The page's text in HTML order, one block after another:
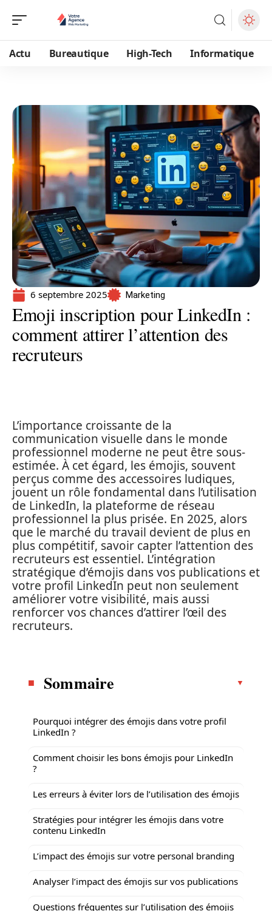
Actu Bureautique High-Tech Informatique
6 septembre 2025 Marketing
Emoji inscription pour LinkedIn :
comment attirer l’attention des
recruteurs
L’importance croissante de la
communication visuelle dans le monde
professionnel moderne ne peut être sous-
estimée. À cet égard, les émojis, souvent
perçus comme des accessoires ludiques,
jouent un rôle fondamental dans l’utilisation
de LinkedIn, la plateforme de réseau
professionnel la plus prisée. En 2025, alors
que le marché du travail devient de plus en
plus compétitif, savoir capter l’attention des
recruteurs est essentiel. L’intégration
stratégique d’émojis dans vos publications et
votre profil LinkedIn peut non seulement
améliorer votre visibilité, mais aussi
renforcer vos chances d’attirer l’œil des
recruteurs.
Sommaire
Pourquoi intégrer des émojis dans votre profil
LinkedIn ?
Comment choisir les bons émojis pour LinkedIn
?
Les erreurs à éviter lors de l’utilisation des émojis
Stratégies pour intégrer les émojis dans votre
contenu LinkedIn
L’impact des émojis sur votre personal branding
Analyser l’impact des émojis sur vos publications
Questions fréquentes sur l’utilisation des émojis